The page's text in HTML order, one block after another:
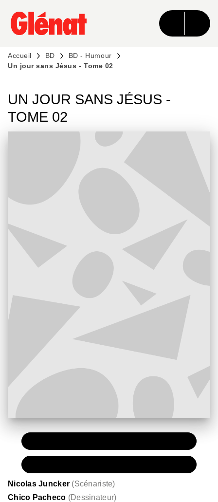
MENU RECHERCHE CONTENU
PIED DE PAGE
Accueil BD
BD - Humour
Un jour sans Jésus - Tome 02
UN JOUR SANS JÉSUS -
TOME 02
Nicolas Juncker (Scénariste)
Chico Pacheco (Dessinateur)